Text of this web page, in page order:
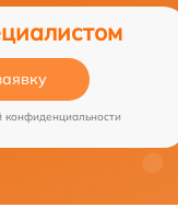
конфиденциальности